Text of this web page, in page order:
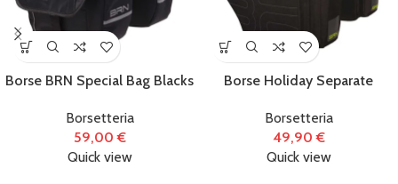
Borse BRN Special Bag Blacks
Borsetteria
59,00€
Quick view
Borse Holiday Separate
Borsetteria
49,90€
Quick view